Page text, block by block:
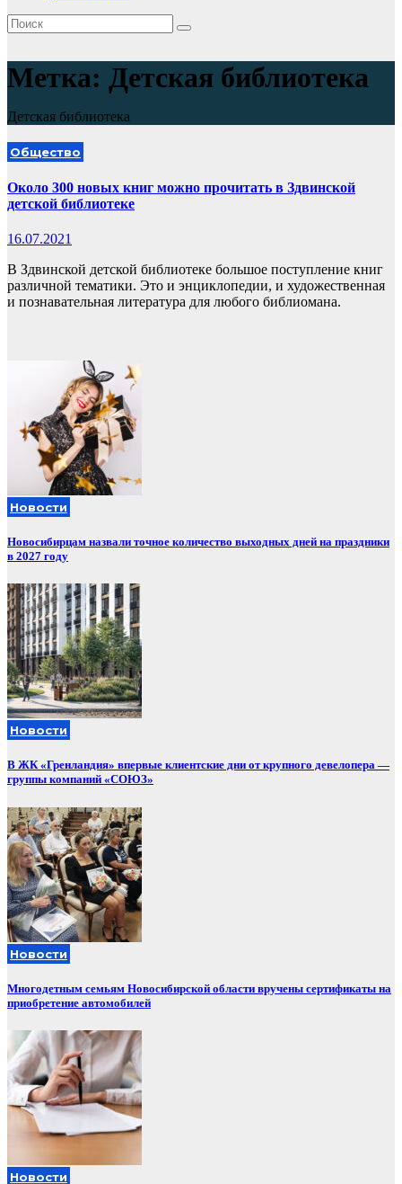
Метка: Детская библиотека
Детская библиотека
Общество
Около 300 новых книг можно прочитать в Здвинской
детской библиотеке
16.07.2021
В Здвинской детской библиотеке большое поступление книг
различной тематики. Это и энциклопедии, и художественная
и познавательная литература для любого библиомана.
Новости
Новосибирцам назвали точное количество выходных дней на праздники
в 2027 году
Новости
В ЖК «Гренландия» впервые клиентские дни от крупного девелопера —
группы компаний «СОЮЗ»
Новости
Многодетным семьям Новосибирской области вручены сертификаты на
приобретение автомобилей
Новости